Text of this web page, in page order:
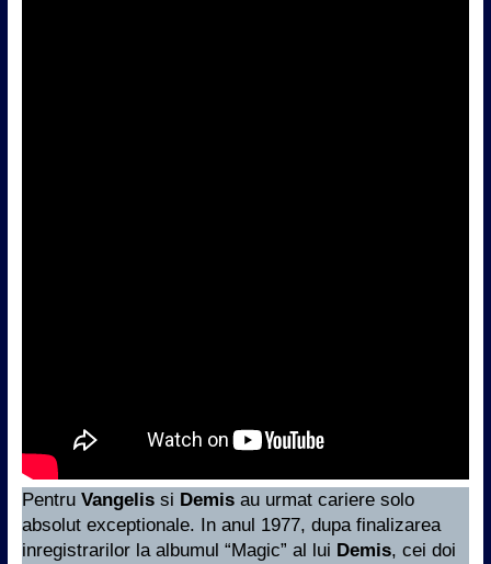
Pentru Vangelissi Demis au urmat cariere solo
absolut exceptionale. In anul 1977, dupa finalizarea
inregistrarilor la albumul “Magic” al lui Demis, cei doi